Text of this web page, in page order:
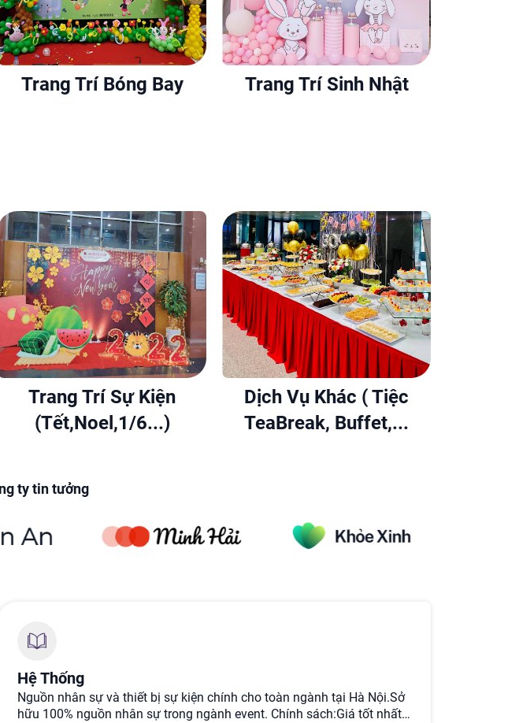
Trang Trí Bóng Bay Trang Trí Sinh Nhật
Trang Trí Sự Kiện
(Tết,Noel,1/6...)
Dịch Vụ Khác ( Tiệc
TeaBreak, Buffet,...
ty tin tưởng
Hệ Thống
Nguồn nhân sự và thiết bị sự kiện chính cho toàn ngành tại Hà Nội.Sở
hữu 100% nguồn nhân sự trong ngành event. Chính sách:Giá tốt nhất